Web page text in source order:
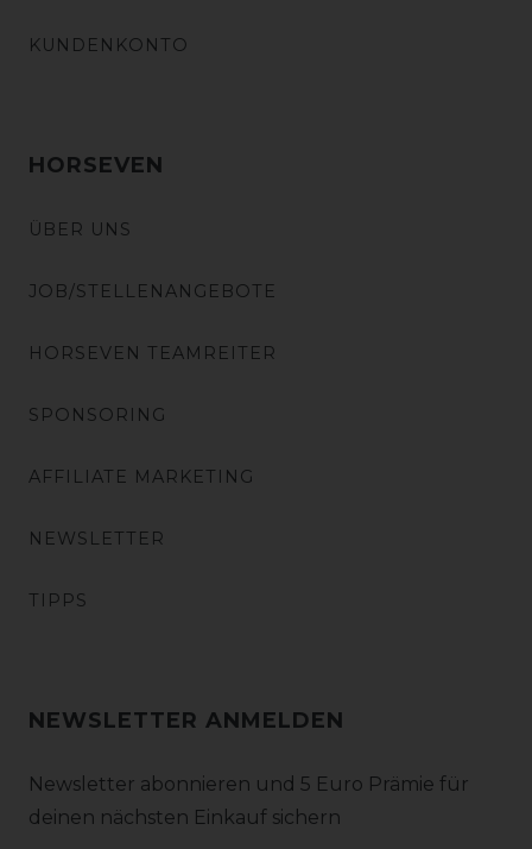
KUNDENKONTO
HORSEVEN
ÜBER UNS
JOB/STELLENANGEBOTE
HORSEVEN TEAMREITER
SPONSORING
AFFILIATE MARKETING
NEWSLETTER
TIPPS
NEWSLETTER ANMELDEN
Newsletter abonnieren und 5 Euro Prämie für
deinen nächsten Einkauf sichern